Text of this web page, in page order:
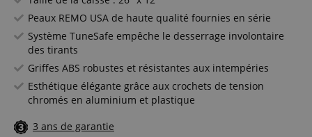
Peaux REMO USA de haute qualité fournies en série
Système TuneSafe empêche le desserrage involontaire
des tirants
Griffes ABS robustes et résistantes aux intempéries
Esthétique élégante grâce aux crochets de tension
chromés en aluminium et plastique
3 ans de garantie